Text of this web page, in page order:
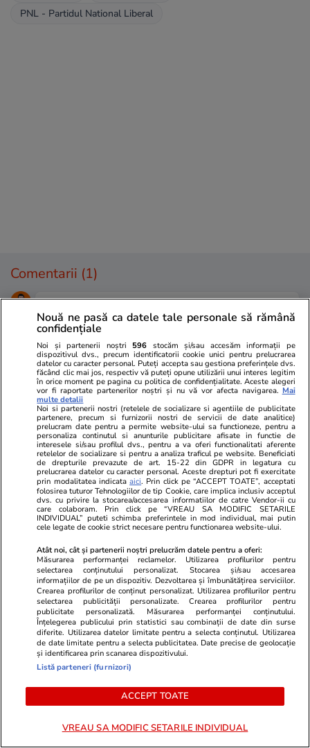
PNL - Partidul National Liberal
Comentarii (1)
Cel mai tare se bucura Veorica, caci de ieri au aparut
altii mai prosti ca ea!! Cum ar veni, a fost salvata de
justitie...
0 2 0
Comentează
Loghează-te în contul tăupentru a adăuga
comentarii și a te alătura dialogului.
Sunt de acord cu regulile comunitatii
PARTENERI
Nouă ne pasă ca datele tale personale să rămână
confidențiale
Noi și partenerii noștri 596 stocăm și/sau accesăm informații pe
dispozitivul dvs., precum identificatorii cookie unici pentru prelucrarea
datelor cu caracter personal. Puteți accepta sau gestiona preferințele dvs.
făcând clic mai jos, respectiv vă puteți opune utilizării unui interes legitim
în orice moment pe pagina cu politica de confidențialitate. Aceste alegeri
vor fi raportate partenerilor noștri și nu vă vor afecta navigarea. Mai
multe detalii
Noi si partenerii nostri (retelele de socializare si agentiile de publicitate
partenere, precum si furnizorii nostri de servicii de date analitice)
prelucram date pentru a permite website-ului sa functioneze, pentru a
personaliza continutul si anunturile publicitare afisate in functie de
interesele si/sau profilul dvs., pentru a va oferi functionalitati aferente
retelelor de socializare si pentru a analiza traficul pe website. Beneficiati
de drepturile prevazute de art. 15-22 din GDPR in legatura cu
prelucrarea datelor cu caracter personal. Aceste drepturi pot fi exercitate
prin modalitatea indicataaici. Prin click pe “ACCEPT TOATE”, acceptati
folosirea tuturor Tehnologiilor de tip Cookie, care implica inclusiv acceptul
dvs. cu privire la stocarea/accesarea informatiilor de catre Vendor-ii cu
care colaboram. Prin click pe “VREAU SA MODIFIC SETARILE
INDIVIDUAL” puteti schimba preferintele in mod individual, mai putin
cele legate de cookie strict necesare pentru functionarea website-ului.
Atât noi, cât și partenerii noștri prelucrăm datele pentru a oferi:
Măsurarea performanței reclamelor. Utilizarea profilurilor pentru
selectarea conținutului personalizat. Stocarea și/sau accesarea
informațiilor de pe un dispozitiv. Dezvoltarea și îmbunătățirea serviciilor.
Crearea profilurilor de conținut personalizat. Utilizarea profilurilor pentru
selectarea publicității personalizate. Crearea profilurilor pentru
publicitate personalizată. Măsurarea performanței conținutului.
Înțelegerea publicului prin statistici sau combinații de date din surse
diferite. Utilizarea datelor limitate pentru a selecta conținutul. Utilizarea
de date limitate pentru a selecta publicitatea. Date precise de geolocație
și identificarea prin scanarea dispozitivului.
Listă parteneri (furnizori)
ACCEPT TOATE
VREAU SA MODIFIC SETARILE INDIVIDUAL